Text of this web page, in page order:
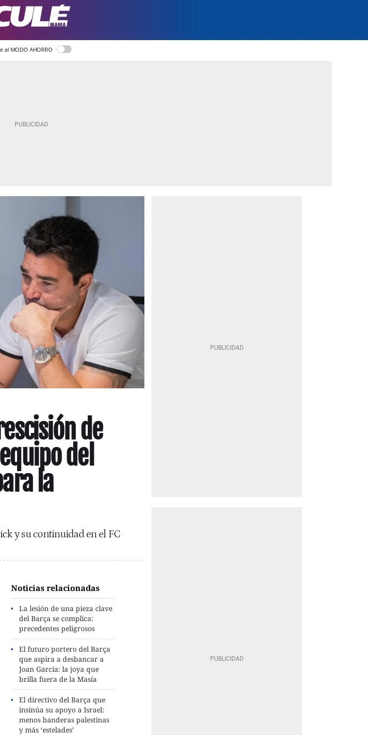
al MODO AHORRO
de
del
la
y su continuidad en el FC
Noticias relacionadas
La lesión de una pieza clave
del Barça se complica:
precedentes peligrosos
El futuro portero del Barça
que aspira a desbancar a
Joan García: la joya que
brilla fuera de la Masía
El directivo del Barça que
insinúa su apoyo a Israel:
menos banderas palestinas
y más ‘estelades’